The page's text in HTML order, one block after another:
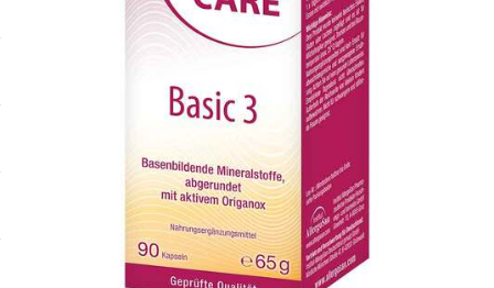
Liebe & Erotik